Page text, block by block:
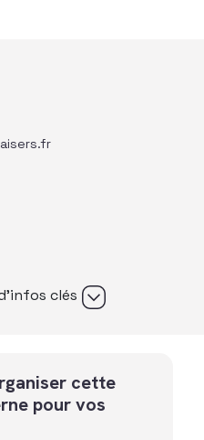
clés
cette
pour vos